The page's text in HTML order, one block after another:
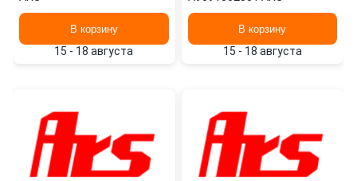
В корзину
15 - 18 августа
В корзину
15 - 18 августа